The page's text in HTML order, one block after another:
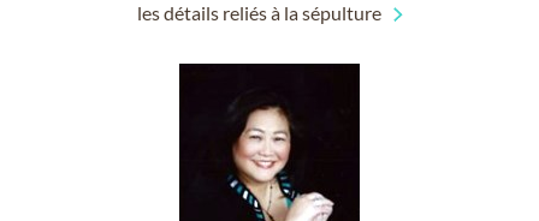
les détails reliés à la sépulture